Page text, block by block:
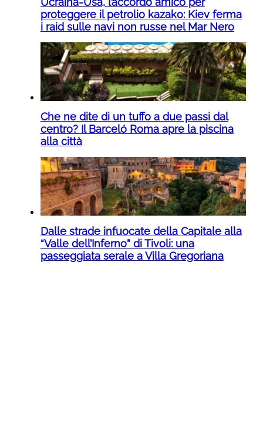
proteggere il petrolio kazako: Kiev ferma
i raid sulle navi non russe nel Mar Nero
Che ne dite di un tuffo a due passi dal
centro? Il Barceló Roma apre la piscina
alla città
Dalle strade infuocate della Capitale alla
“Valle dell’Inferno” di Tivoli: una
passeggiata serale a Villa Gregoriana